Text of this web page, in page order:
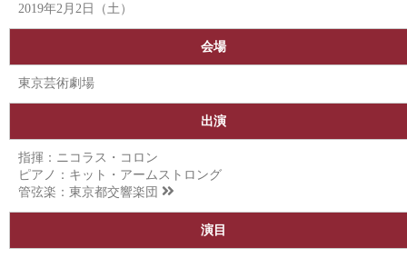
2019年2月2日（土）
会場
東京芸術劇場
出演
指揮：ニコラス・コロン
ピアノ：キット・アームストロング
管弦楽： 東京都交響楽団
演目